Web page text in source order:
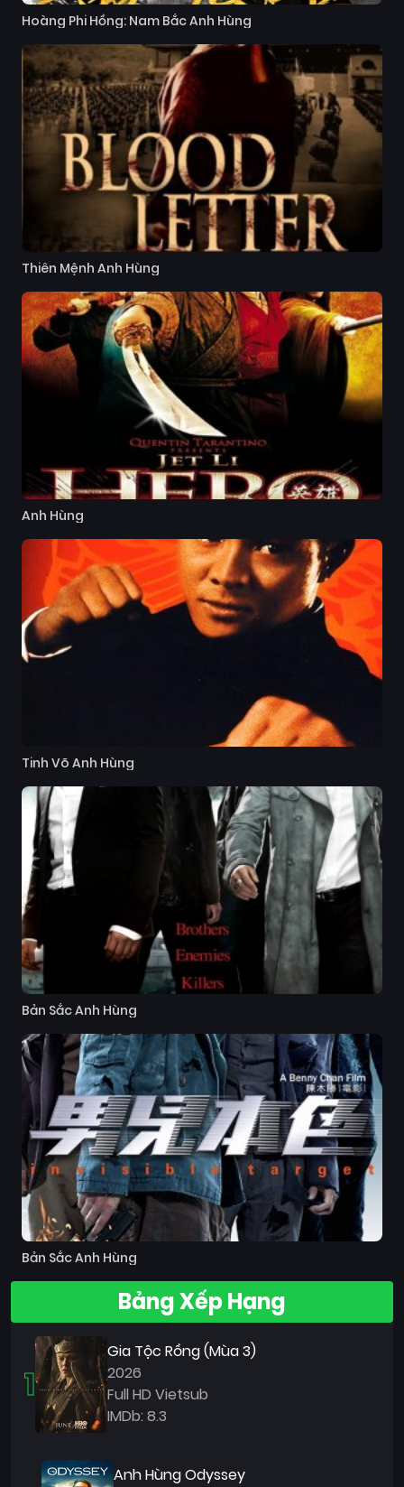
Hoàng Phi Hồng: Nam Bắc Anh Hùng
Thiên Mệnh Anh Hùng
Anh Hùng
Tinh Võ Anh Hùng
Bản Sắc Anh Hùng
Bản Sắc Anh Hùng
Bảng Xếp Hạng
1
Gia Tộc Rồng (Mùa 3)
2026
Full HD Vietsub
IMDb: 8.3
Anh Hùng Odyssey